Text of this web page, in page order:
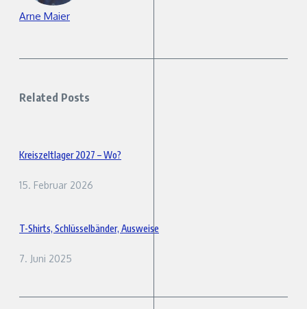
Arne Maier
Related Posts
Kreiszeltlager 2027 – Wo?
15. Februar 2026
T-Shirts, Schlüsselbänder, Ausweise
7. Juni 2025